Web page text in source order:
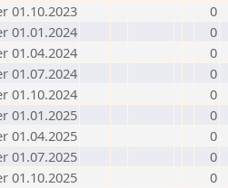
01.10.2023
0
01.01.2024
0
01.04.2024
0
01.07.2024
0
01.10.2024
0
01.01.2025
0
01.04.2025
0
01.07.2025
0
01.10.2025
0